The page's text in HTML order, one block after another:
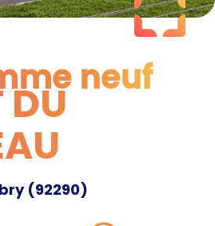
neuf
neuf
DU
(92290)